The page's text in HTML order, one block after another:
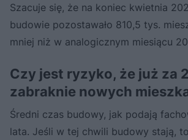
Szacuje się, że na koniec kwietnia
budowie pozostawało 810,5 tys.
mniej niż w analogicznym miesiącu
Czy jest ryzyko, że już za
zabraknie nowych
Średni czas budowy, jak podają
lata. Jeśli w tej chwili budowy stają,